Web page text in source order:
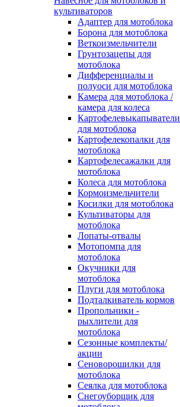
культиваторов
Адаптер для мотоблока
Борона для мотоблока
Веткоизмельчители
Грунтозацепы для
мотоблока
Дифференциалы и
полуоси для мотоблока
Камера для мотоблока /
камера для колеса
Картофелевыкапыватели
для мотоблока
Картофелекопалки для
мотоблока
Картофелесажалки для
мотоблока
Колеса для мотоблока
Кормоизмельчители
Косилки для мотоблока
Культиваторы для
мотоблока
Лопаты-отвалы
Мотопомпа для
мотоблока
Окучники для
мотоблока
Плуги для мотоблока
Подталкиватель кормов
Пропольники -
рыхлители для
мотоблока
Сезонные комплекты/
акции
Сеноворошилки для
мотоблока
Сеялка для мотоблока
Снегоуборщик для